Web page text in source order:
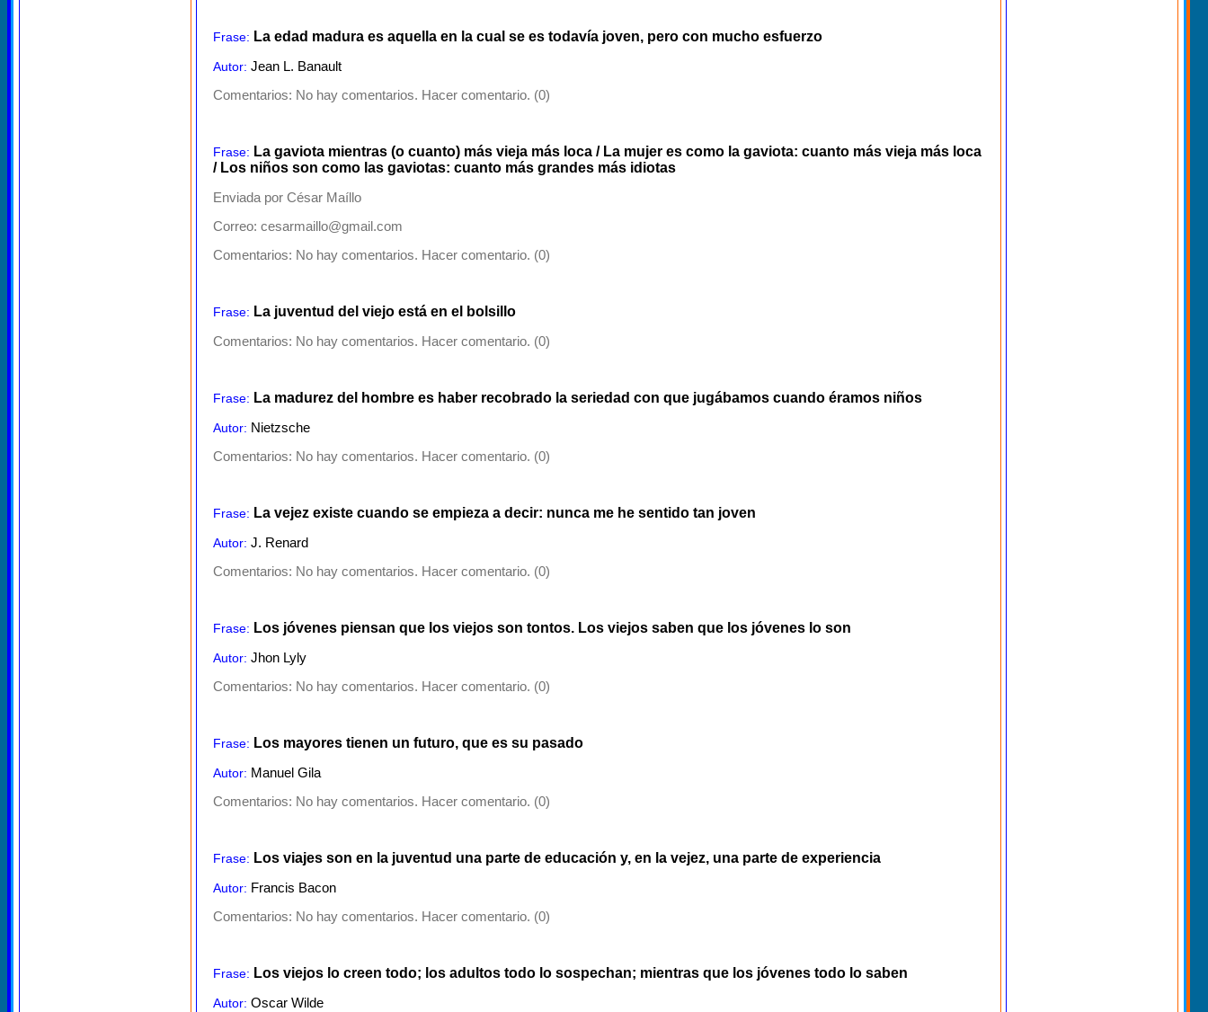
Frase: La edad madura es aquella en la cual se es todavía joven, pero con mucho esfuerzo
Autor: Jean L. Banault
Comentarios: No hay comentarios. Hacer comentario. (0)
Frase: La gaviota mientras (o cuanto) más vieja más loca / La mujer es como la gaviota: cuanto más vieja más loca
/ Los niños son como las gaviotas: cuanto más grandes más idiotas
Enviada por César Maíllo
Correo: cesarmaillo@gmail.com
Comentarios: No hay comentarios. Hacer comentario. (0)
Frase: La juventud del viejo está en el bolsillo
Comentarios: No hay comentarios. Hacer comentario. (0)
Frase: La madurez del hombre es haber recobrado la seriedad con que jugábamos cuando éramos niños
Autor: Nietzsche
Comentarios: No hay comentarios. Hacer comentario. (0)
Frase: La vejez existe cuando se empieza a decir: nunca me he sentido tan joven
Autor: J. Renard
Comentarios: No hay comentarios. Hacer comentario. (0)
Frase: Los jóvenes piensan que los viejos son tontos. Los viejos saben que los jóvenes lo son
Autor: Jhon Lyly
Comentarios: No hay comentarios. Hacer comentario. (0)
Frase: Los mayores tienen un futuro, que es su pasado
Autor: Manuel Gila
Comentarios: No hay comentarios. Hacer comentario. (0)
Frase: Los viajes son en la juventud una parte de educación y, en la vejez, una parte de experiencia
Autor: Francis Bacon
Comentarios: No hay comentarios. Hacer comentario. (0)
Frase: Los viejos lo creen todo; los adultos todo lo sospechan; mientras que los jóvenes todo lo saben
Autor: Oscar Wilde